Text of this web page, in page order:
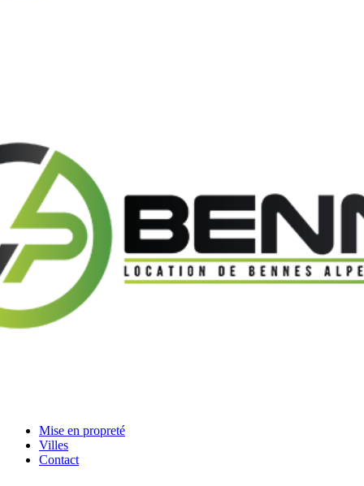
Mise en propreté
Villes
Contact